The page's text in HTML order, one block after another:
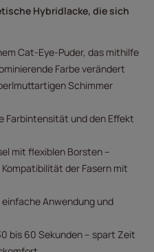
Hybridlacke, die sich
Cat-Eye-Puder, das mithilfe
Farbe verändert
Schimmer
Farbintensität und den Effekt
mit flexiblen Borsten –
der Fasern mit
Anwendung und
bis 60 Sekunden – spart Zeit